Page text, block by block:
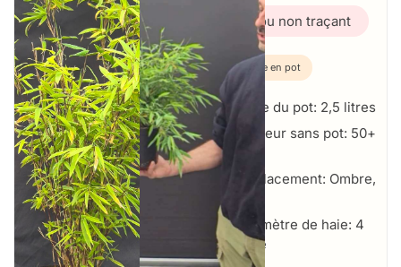
Bambou non traçant
Plante en pot
Taille du pot: 2,5 litres
Hauteur sans pot: 50+
cm
Emplacement: Ombre,
Par mètre de haie: 4
par mètre